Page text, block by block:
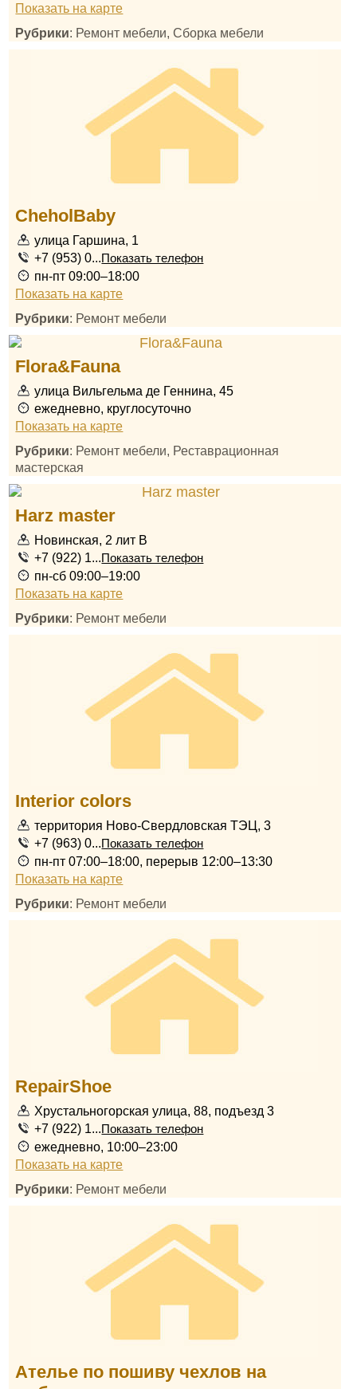
Показать на карте
Рубрики: Ремонт мебели, Сборка мебели
CheholBaby
улица Гаршина, 1
+7 (953) 0...Показать телефон
пн-пт 09:00–18:00
Показать на карте
Рубрики: Ремонт мебели
Flora&Fauna
улица Вильгельма де Геннина, 45
ежедневно, круглосуточно
Показать на карте
Рубрики: Ремонт мебели, Реставрационная
мастерская
Harz master
Новинская, 2 лит В
+7 (922) 1...Показать телефон
пн-сб 09:00–19:00
Показать на карте
Рубрики: Ремонт мебели
Interior colors
территория Ново-Свердловская ТЭЦ, 3
+7 (963) 0...Показать телефон
пн-пт 07:00–18:00, перерыв 12:00–13:30
Показать на карте
Рубрики: Ремонт мебели
RepairShoe
Хрустальногорская улица, 88, подъезд 3
+7 (922) 1...Показать телефон
ежедневно, 10:00–23:00
Показать на карте
Рубрики: Ремонт мебели
Ателье по пошиву чехлов на